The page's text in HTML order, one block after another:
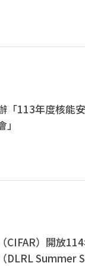
「113年度核能
CIFAR）開放
DLRL Summer